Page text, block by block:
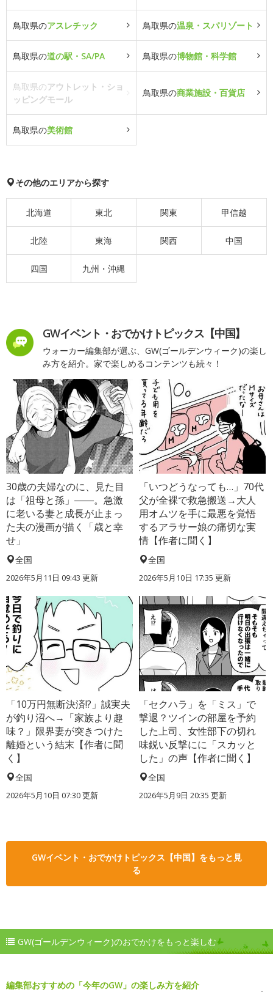
鳥取県のアスレチック 鳥取県の温泉・スパリゾート
鳥取県の道の駅・SA/PA 鳥取県の博物館・科学館
鳥取県のアウトレット・ショ
ッピングモール
鳥取県の商業施設・百貨店
鳥取県の美術館
その他のエリアから探す
北海道 東北 関東 甲信越
北陸 東海 関西 中国
四国 九州・沖縄
GWイベント・おでかけトピックス【中国】
ウォーカー編集部が選ぶ、GW(ゴールデンウィーク)の楽し
み方を紹介。家で楽しめるコンテンツも続々！
30歳の夫婦なのに、見た目
は「祖母と孫」――。急激
に老いる妻と成長が止まっ
た夫の漫画が描く「歳と幸
せ」
全国
2026年5月11日 09:43 更新
「いつどうなっても…」70代
父が全裸で救急搬送→大人
用オムツを手に最悪を覚悟
するアラサー娘の痛切な実
情【作者に聞く】
全国
2026年5月10日 17:35 更新
「10万円無断決済!?」誠実夫
が釣り沼へ→「家族より趣
味？」限界妻が突きつけた
離婚という結末【作者に聞
く】
全国
2026年5月10日 07:30 更新
「セクハラ」を「ミス」で
撃退？ツインの部屋を予約
した上司、女性部下の切れ
味鋭い反撃にに「スカッと
した」の声【作者に聞く】
全国
2026年5月9日 20:35 更新
GWイベント・おでかけトピックス【中国】をもっと見
る
GW(ゴールデンウィーク)のおでかけをもっと楽しむ
編集部おすすめの「今年のGW」の楽しみ方を紹介